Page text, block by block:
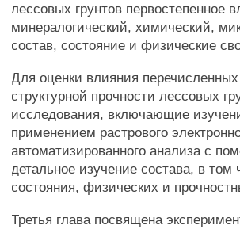
лессовых грунтов первостепенное
минералогический, химический,
состав, состояние и физические
Для оценки влияния
структурной прочности лессовых
исследования, включающие
применением растрового
автоматизированного анализа с
детальное изучение состава, в том
состояния, физических и
Третья глава посвящена